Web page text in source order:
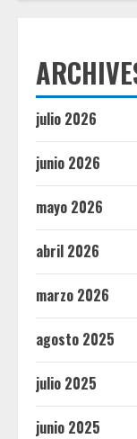
julio 2026
junio 2026
mayo 2026
abril 2026
marzo 2026
agosto 2025
julio 2025
junio 2025